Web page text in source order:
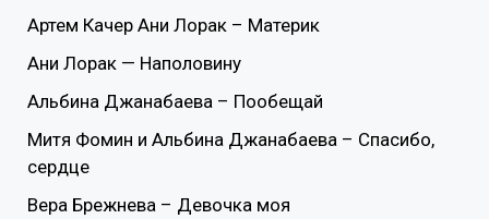
Артем Качер Ани Лорак – Материк
Ани Лорак — Наполовину
Альбина Джанабаева – Пообещай
Митя Фомин и Альбина Джанабаева – Спасибо,
сердце
Вера Брежнева – Девочка моя